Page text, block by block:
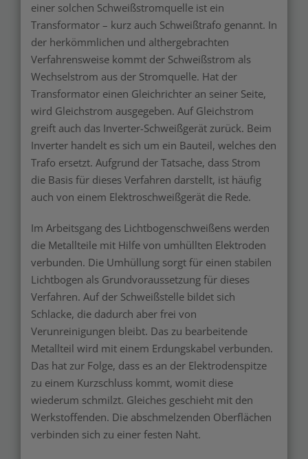
einer solchen Schweißstromquelle ist ein
Transformator – kurz auch Schweißtrafo genannt. In
der herkömmlichen und althergebrachten
Verfahrensweise kommt der Schweißstrom als
Wechselstrom aus der Stromquelle. Hat der
Transformator einen Gleichrichter an seiner Seite,
wird Gleichstrom ausgegeben. Auf Gleichstrom
greift auch das Inverter-Schweißgerät zurück. Beim
Inverter handelt es sich um ein Bauteil, welches den
Trafo ersetzt. Aufgrund der Tatsache, dass Strom
die Basis für dieses Verfahren darstellt, ist häufig
auch von einem Elektroschweißgerät die Rede.
Im Arbeitsgang des Lichtbogenschweißens werden
die Metallteile mit Hilfe von umhüllten Elektroden
verbunden. Die Umhüllung sorgt für einen stabilen
Lichtbogen als Grundvoraussetzung für dieses
Verfahren. Auf der Schweißstelle bildet sich
Schlacke, die dadurch aber frei von
Verunreinigungen bleibt. Das zu bearbeitende
Metallteil wird mit einem Erdungskabel verbunden.
Das hat zur Folge, dass es an der Elektrodenspitze
zu einem Kurzschluss kommt, womit diese
wiederum schmilzt. Gleiches geschieht mit den
Werkstoffenden. Die abschmelzenden Oberflächen
verbinden sich zu einer festen Naht.